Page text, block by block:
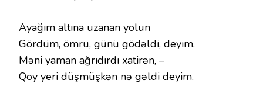
Ayağım altına uzanan yolun
Gördüm, ömrü, günü gödəldi, deyim.
Məni yaman ağrıdırdı xatirən, –
Qoy yeri düşmüşkən nə gəldi deyim.